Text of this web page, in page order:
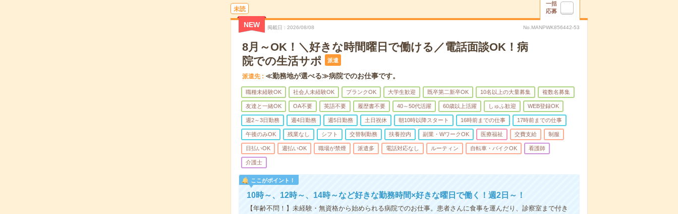
未読
一括
応募
NEW 掲載日 2026/08/08 No.MANPWK856442-53
8月～OK！＼好きな時間曜日で働ける／電話面談OK！病
院での生活サポ
派遣
派遣先 ≪勤務地が選べる≫病院でのお仕事です。
職種未経験OK 社会人未経験OK ブランクOK 大学生歓迎 既卒第二新卒OK 10名以上の大量募集 複数名募集
友達と一緒OK OA不要 英語不要 履歴書不要 40～50代活躍 60歳以上活躍 しゅふ歓迎 WEB登録OK
週2～3日勤務 週4日勤務 週5日勤務 土日祝休 朝10時以降スタート 16時前までの仕事 17時前までの仕事
午後のみOK 残業なし シフト 交替制勤務 扶養控内 副業・WワークOK 医療福祉 交費支給 制服
日払いOK 週払いOK 職場が禁煙 派遣多 電話対応なし ルーティン 自転車・バイクOK 看護師
介護士
ここがポイント！
10時～、12時～、14時～など好きな勤務時間×好きな曜日で働く！週2日～！
【年齢不問！】未経験・無資格から始められる病院でのお仕事。患者さんに食事を運んだり、診察室まで付き